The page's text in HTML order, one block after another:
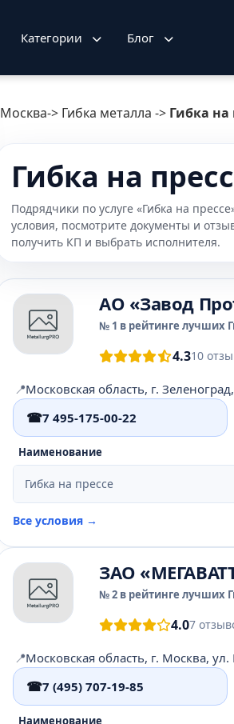
Категории Блог
Москва-> Гибка металла -> Гибка на
Гибка на
Подрядчики по услуге «Гибка на
условия, посмотрите документы и
получить КП и выбрать исполнителя.
АО «Завод
№ 1 в рейтинге лучших
4.310
📍Московская область, г.
☎7 495-175-00-22
Наименование
Гибка на прессе
Все условия →
ЗАО
№ 2 в рейтинге лучших
4.07
📍Московская область, г. Москва,
☎7 (495) 707-19-85
Наименование